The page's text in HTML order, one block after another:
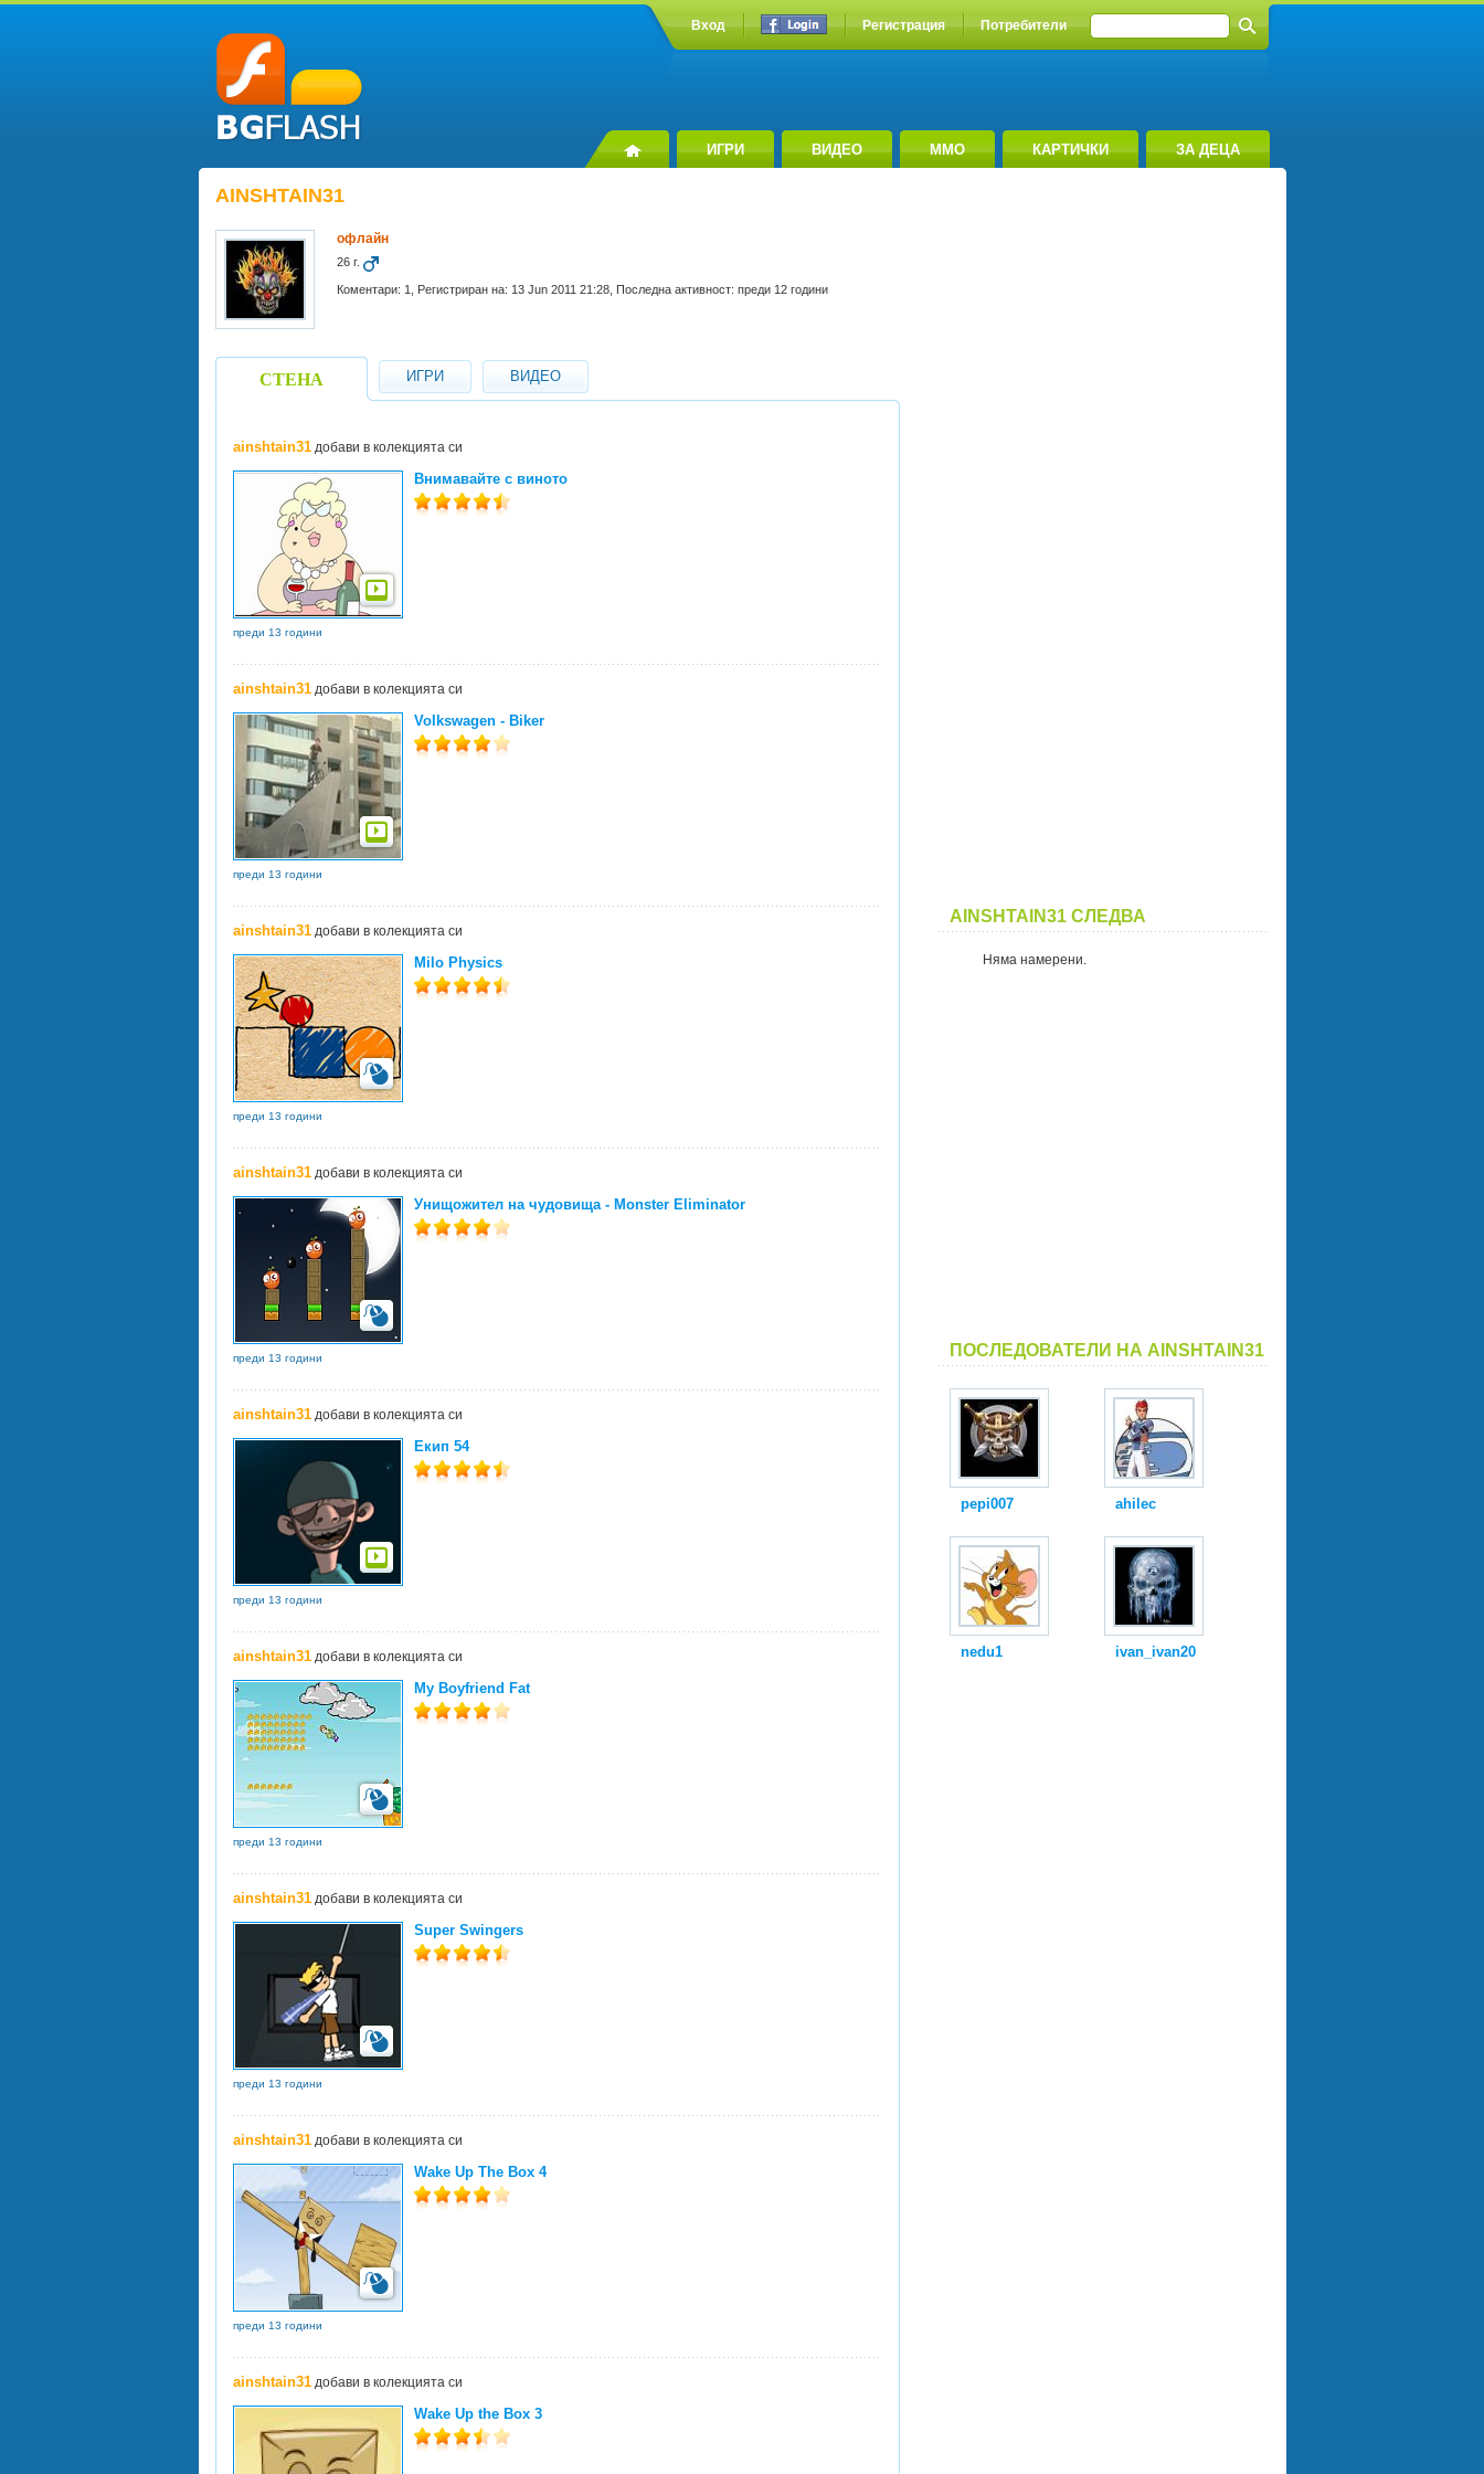
Вход Регистрация Потребители
ИГРИ ВИДЕО MMO КАРТИЧКИ ЗА ДЕЦА
AINSHTAIN31
офлайн
26 г.
Коментари: 1, Регистриран на: 13 Jun 2011 21:28, Последна активност: преди 12 години
СТЕНА ИГРИ ВИДЕО
ainshtain31добави в колекцията си
Внимавайте с виното
преди 13 години
ainshtain31добави в колекцията си
Volkswagen - Biker
преди 13 години
ainshtain31добави в колекцията си
Milo Physics
преди 13 години
ainshtain31добави в колекцията си
Унищожител на чудовища - Monster Eliminator
преди 13 години
ainshtain31добави в колекцията си
Екип 54
преди 13 години
ainshtain31добави в колекцията си
My Boyfriend Fat
преди 13 години
ainshtain31добави в колекцията си
Super Swingers
преди 13 години
ainshtain31добави в колекцията си
Wake Up The Box 4
преди 13 години
ainshtain31добави в колекцията си
Wake Up the Box 3
AINSHTAIN31 СЛЕДВА
Няма намерени.
ПОСЛЕДОВАТЕЛИ НА AINSHTAIN31
pepi007 ahilec
nedu1 ivan_ivan20